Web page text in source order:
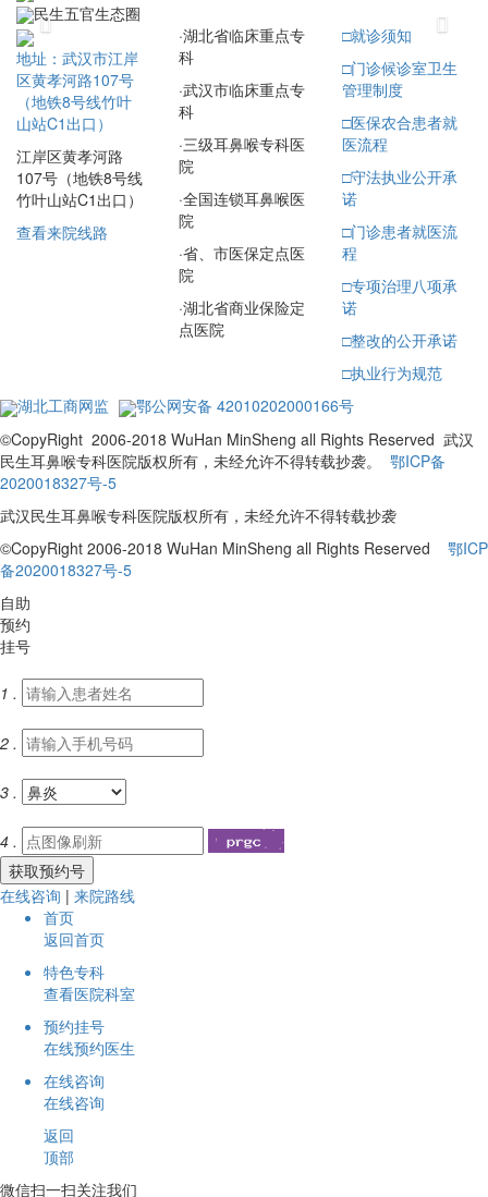
民生五官生态圈
Previous Next
地址：武汉市江岸
区黄孝河路107号
（地铁8号线竹叶
山站C1出口）
江岸区黄孝河路
107号（地铁8号线
竹叶山站C1出口）
查看来院线路
·湖北省临床重点专
科
·武汉市临床重点专
科
·三级耳鼻喉专科医
院
·全国连锁耳鼻喉医
院
·省、市医保定点医
院
·湖北省商业保险定
点医院
□就诊须知
□门诊候诊室卫生
管理制度
□医保农合患者就
医流程
□守法执业公开承
诺
□门诊患者就医流
程
□专项治理八项承
诺
□整改的公开承诺
□执业行为规范
湖北工商网监
鄂公网安备 42010202000166号
©CopyRight 2006-2018 WuHan MinSheng all Rights Reserved 武汉
民生耳鼻喉专科医院版权所有，未经允许不得转载抄袭。 鄂ICP备
2020018327号-5
武汉民生耳鼻喉专科医院版权所有，未经允许不得转载抄袭
©CopyRight 2006-2018 WuHan MinSheng all Rights Reserved 鄂ICP
备2020018327号-5
自助
预约
挂号
1 .
2 .
3 .
4 .
在线咨询 | 来院路线
首页
返回首页
特色专科
查看医院科室
预约挂号
在线预约医生
在线咨询
在线咨询
返回
顶部
微信扫一扫关注我们